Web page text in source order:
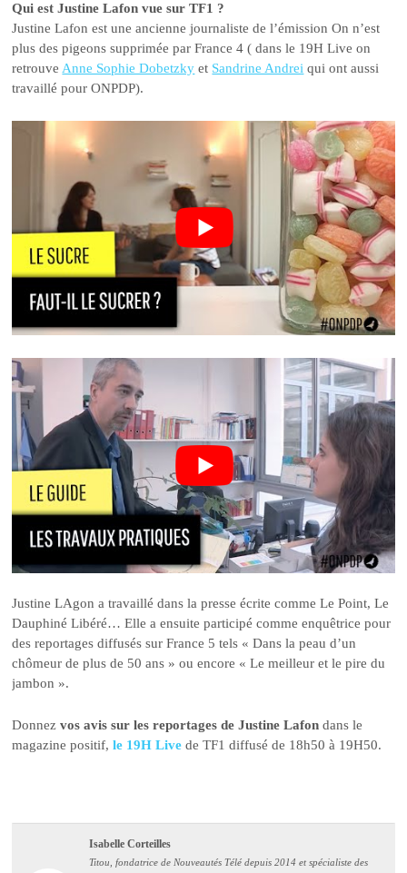
Qui est Justine Lafon vue sur TF1 ?
Justine Lafon est une ancienne journaliste de l’émission On n’est
plus des pigeons supprimée par France 4 ( dans le 19H Live on
retrouve Anne Sophie Dobetzky et Sandrine Andrei qui ont aussi
travaillé pour ONPDP).
Justine LAgon a travaillé dans la presse écrite comme Le Point, Le
Dauphiné Libéré… Elle a ensuite participé comme enquêtrice pour
des reportages diffusés sur France 5 tels « Dans la peau d’un
chômeur de plus de 50 ans » ou encore « Le meilleur et le pire du
jambon ».
Donnezvos avis sur les reportages de Justine Lafon dans le
magazine positif,le 19H Live de TF1 diffusé de 18h50 à 19H50.
Isabelle Corteilles
Titou, fondatrice de Nouveautés Télé depuis 2014 et spécialiste des